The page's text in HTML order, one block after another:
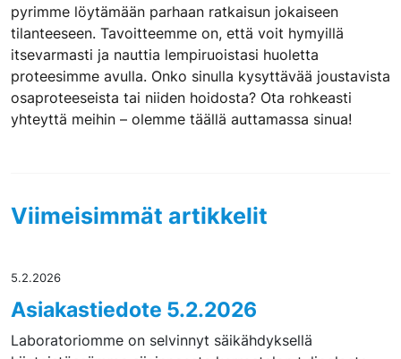
pyrimme löytämään parhaan ratkaisun jokaiseen
tilanteeseen. Tavoitteemme on, että voit hymyillä
itsevarmasti ja nauttia lempiruoistasi huoletta
proteesimme avulla. Onko sinulla kysyttävää joustavista
osaproteeseista tai niiden hoidosta? Ota rohkeasti
yhteyttä meihin – olemme täällä auttamassa sinua!
Viimeisimmät artikkelit
5.2.2026
Asiakastiedote 5.2.2026
Laboratoriomme on selvinnyt säikähdyksellä